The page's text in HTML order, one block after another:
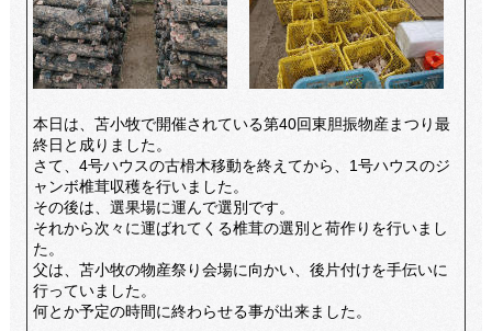
本日は、苫小牧で開催されている第40回東胆振物産まつり最
終日と成りました。
さて、4号ハウスの古榾木移動を終えてから、1号ハウスのジ
ャンボ椎茸収穫を行いました。
その後は、選果場に運んで選別です。
それから次々に運ばれてくる椎茸の選別と荷作りを行いまし
た。
父は、苫小牧の物産祭り会場に向かい、後片付けを手伝いに
行っていました。
何とか予定の時間に終わらせる事が出来ました。